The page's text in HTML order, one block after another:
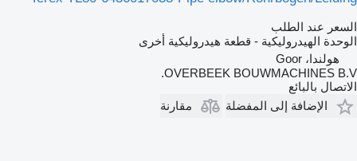
السعر عند الطلب
الوحدة الهيدروليكية - قطعة هيدروليكية أخرى
هولندا، Goor
OVERBEEK BOUWMACHINES B.V.
الاتصال بالبائع
الإضافة إلى المفضلة
مقارنة